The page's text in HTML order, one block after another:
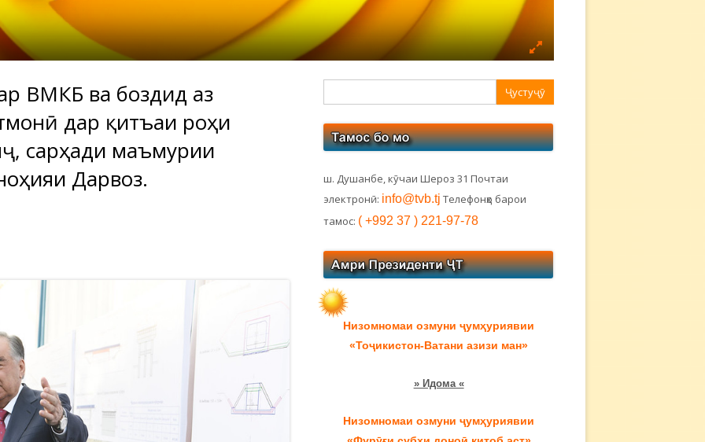
ВМКБ ва боздид аз
дар қитъаи роҳи
сарҳади маъмурии
Дарвоз.
боковая
ш. Душанбе, кӯчаи Шероз 31 Почтаи
электронӣ: info@tvb.tj Телефонҳо барои
тамос: ( +992 37 ) 221-97-78
Низомномаи озмуни ҷумҳуриявии
«Тоҷикистон-Ватани азизи ман»
» Идома «
Низомномаи озмуни ҷумҳуриявии